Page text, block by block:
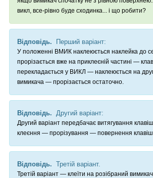
викл, все-рівно буде сходинка... і що робити?
Відповідь. Перший варіант:
У положенні ВМИК наклеюється наклейка до
прорізається вже на приклеєній частині —
перекладається у ВИКЛ — наклеюється на
вимикача — прорізається остаточно.
Відповідь. Другий варіант:
Другий варіант передбачає витягування
клеєння — прорізування — повернення
Відповідь. Третій варіант.
Третій варіант — клеїти на розібраний